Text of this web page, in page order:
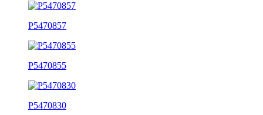
P5470857
P5470855
P5470830